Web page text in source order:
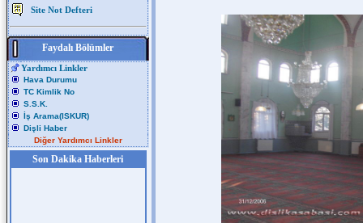
Site Not Defteri
Faydalı Bölümler
Yardımcı Linkler
Hava Durumu
TC Kimlik No
S.S.K.
İş Arama(ISKUR)
Dişli Haber
Diğer Yardımcı Linkler
Son Dakika Haberleri